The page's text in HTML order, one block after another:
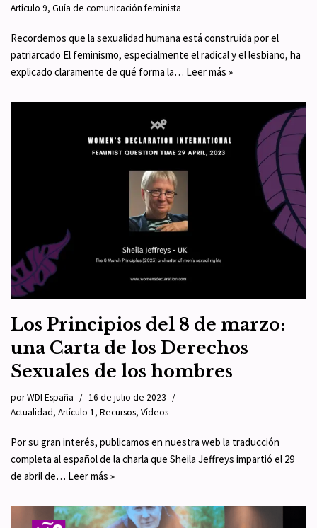
Artículo 9, Guía de comunicación feminista
Recordemos que la sexualidad humana está construida por el
patriarcado El feminismo, especialmente el radical y el lesbiano, ha
explicado claramente de qué forma la… Leer más »
Los Principios del 8 de marzo:
una Carta de los Derechos
Sexuales de los hombres
porWDI España
16 de julio de 2023
Actualidad, Artículo 1, Recursos, Vídeos
Por su gran interés, publicamos en nuestra web la traducción
completa al español de la charla que Sheila Jeffreys impartió el 29
de abril de… Leer más »